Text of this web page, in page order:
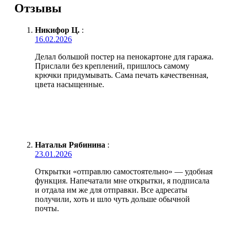
Отзывы
Никифор Ц. :
16.02.2026
Делал большой постер на пенокартоне для гаража.
Прислали без креплений, пришлось самому
крючки придумывать. Сама печать качественная,
цвета насыщенные.
Наталья Рябинина :
23.01.2026
Открытки «отправлю самостоятельно» — удобная
функция. Напечатали мне открытки, я подписала
и отдала им же для отправки. Все адресаты
получили, хоть и шло чуть дольше обычной
почты.